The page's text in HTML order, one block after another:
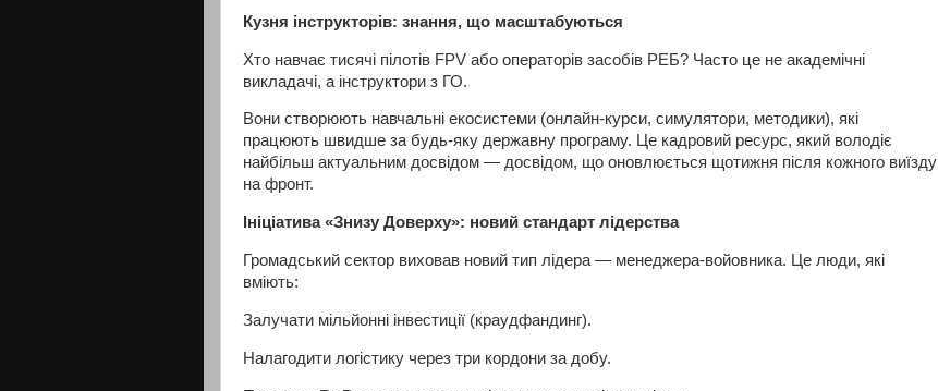
Кузня інструкторів: знання, що масштабуються
Хто навчає тисячі пілотів FPV або операторів засобів РЕБ? Часто це не академічні
викладачі, а інструктори з ГО.
Вони створюють навчальні екосистеми (онлайн-курси, симулятори, методики), які
працюють швидше за будь-яку державну програму. Це кадровий ресурс, який володіє
найбільш актуальним досвідом — досвідом, що оновлюється щотижня після кожного виїзду
на фронт.
Ініціатива «Знизу Доверху»: новий стандарт лідерства
Громадський сектор виховав новий тип лідера — менеджера-войовника. Це люди, які
вміють:
Залучати мільйонні інвестиції (краудфандинг).
Налагодити логістику через три кордони за добу.